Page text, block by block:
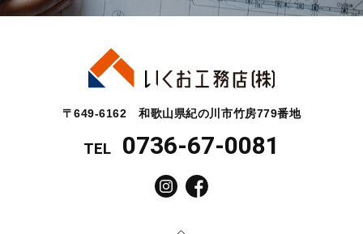
〒649-6162 和歌山県紀の川市竹房779番地
TEL 0736-67-0081